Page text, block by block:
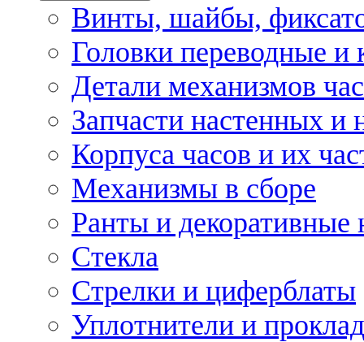
Винты, шайбы,
Головки переводные и
Детали механизмов
Запчасти настенных и
Корпуса часов и их
Механизмы в сборе
Ранты и декоративные
Стекла
Стрелки и циферблаты
Уплотнители и